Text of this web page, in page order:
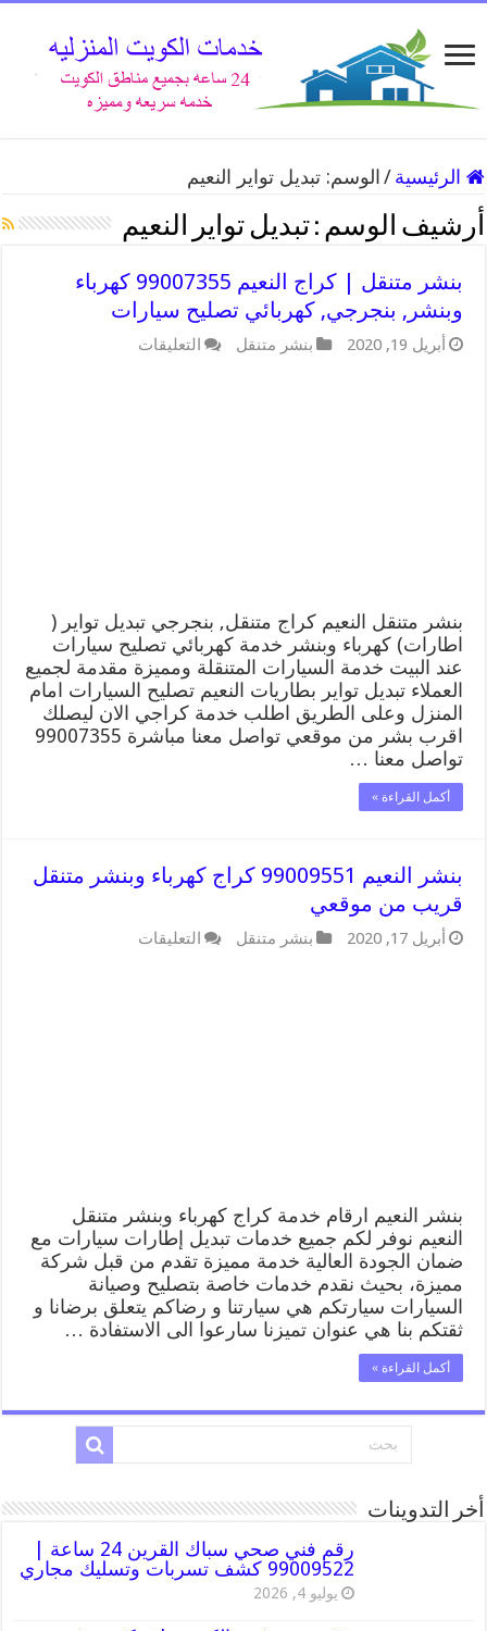
الرئيسية / الوسم:تبديل تواير النعيم
أرشيف الوسم :تبديل تواير النعيم
بنشر متنقل | كراج النعيم 99007355 كهرباء
وبنشر, بنجرجي, كهربائي تصليح سيارات
أبريل 19, 2020 بنشر متنقل التعليقات
بنشر متنقل النعيم كراج متنقل, بنجرجي تبديل تواير (
اطارات) كهرباء وبنشر خدمة كهربائي تصليح سيارات
عند البيت خدمة السيارات المتنقلة ومميزة مقدمة لجميع
العملاء تبديل تواير بطاريات النعيم تصليح السيارات امام
المنزل وعلى الطريق اطلب خدمة كراجي الان ليصلك
اقرب بشر من موقعي تواصل معنا مباشرة 99007355
تواصل معنا …
أكمل القراءة »
بنشر النعيم 99009551 كراج كهرباء وبنشر متنقل
قريب من موقعي
أبريل 17, 2020 بنشر متنقل التعليقات
بنشر النعيم ارقام خدمة كراج كهرباء وبنشر متنقل
النعيم نوفر لكم جميع خدمات تبديل إطارات سيارات مع
ضمان الجودة العالية خدمة مميزة تقدم من قبل شركة
مميزة، بحيث نقدم خدمات خاصة بتصليح وصيانة
السيارات سيارتكم هي سيارتنا و رضاكم يتعلق برضانا و
ثقتكم بنا هي عنوان تميزنا سارعوا الى الاستفادة …
أكمل القراءة »
أخر التدوينات
رقم فني صحي سباك القرين 24 ساعة |
99009522 كشف تسربات وتسليك مجاري
يوليو 4, 2026